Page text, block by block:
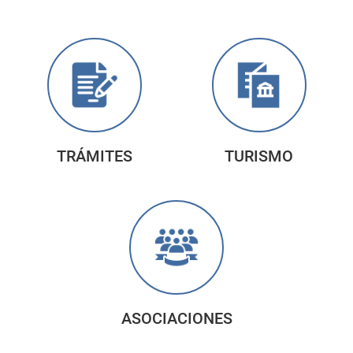
TRÁMITES TURISMO
ASOCIACIONES